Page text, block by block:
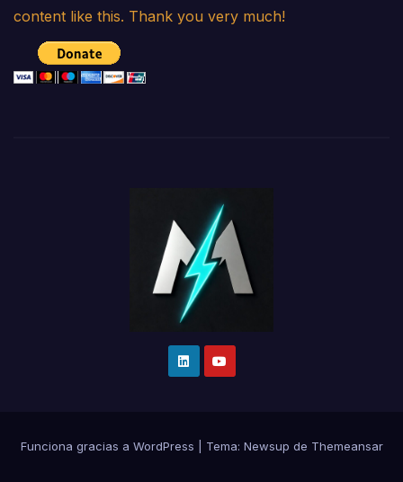
content like this. Thank you very much!
Funciona gracias a WordPress Tema: Newsup de Themeansar